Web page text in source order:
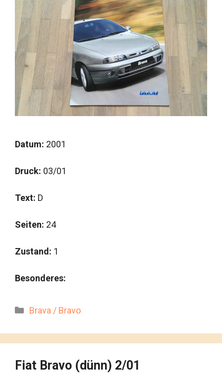
Datum: 2001
Druck: 03/01
Text: D
Seiten: 24
Zustand: 1
Besonderes:
Kategorien
Brava / Bravo
Fiat Bravo (dünn) 2/01